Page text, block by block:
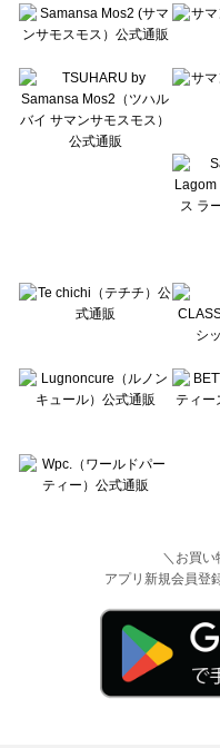
Te chichi（テチチ）のストール・マ
Te chichi CLASSIC（テチチ クラシ
Lugnoncure（ルノンキュール）の
BETTY'S BLUE（べティーズブルー
Wpc.（ワールドパーティー）のスト
＼お買い
アプリ新規会員登